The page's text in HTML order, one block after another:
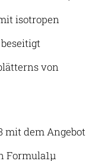
isotropen
von
mit dem Angebot
Formula1µ